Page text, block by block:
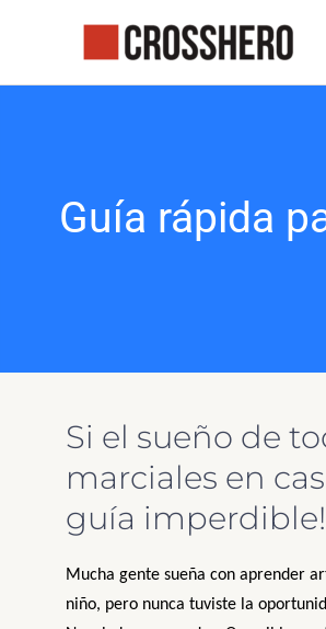
contenido
Guía rápida
Si el sueño de
marciales en
guía imperdible!
Mucha gente sueña con aprender
niño, pero nunca tuviste la